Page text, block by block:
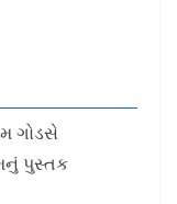
ગોડસે
પુસ્તક